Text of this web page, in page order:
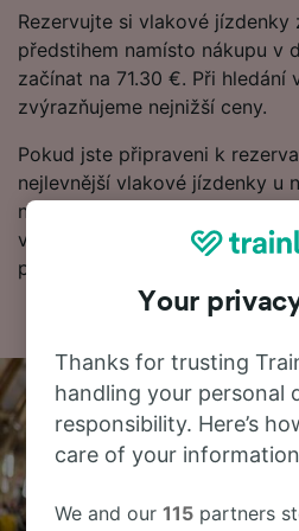
Rezervujte si vlakové jízdenky
předstihem namísto nákupu v
začínat na 71.30 €. Při hledání
zvýrazňujeme nejnižší ceny.
Pokud jste připraveni k
nejlevnější vlakové jízdenky u
najdete další informace o
včetně našeho jízdního řádu,
poslední odjezdy vlaků.
Your
Thanks for trusting
handling your personal
responsibility. Here’s
care of your
We and our115 partners